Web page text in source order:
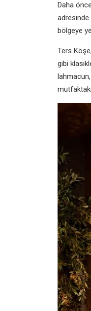
Daha
adresinde
bölgeye
Ters
gibi